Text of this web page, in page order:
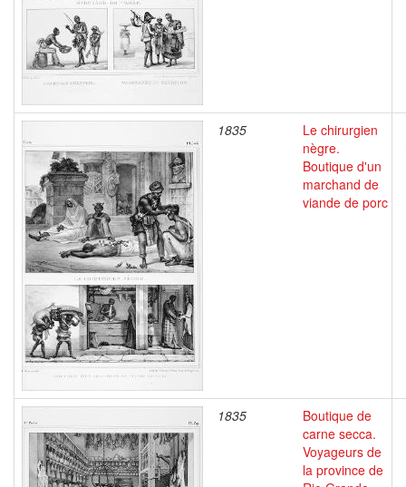
1835
Le chirurgien
nègre.
Boutique d'un
marchand de
viande de porc
1835
Boutique de
carne secca.
Voyageurs de
la province de